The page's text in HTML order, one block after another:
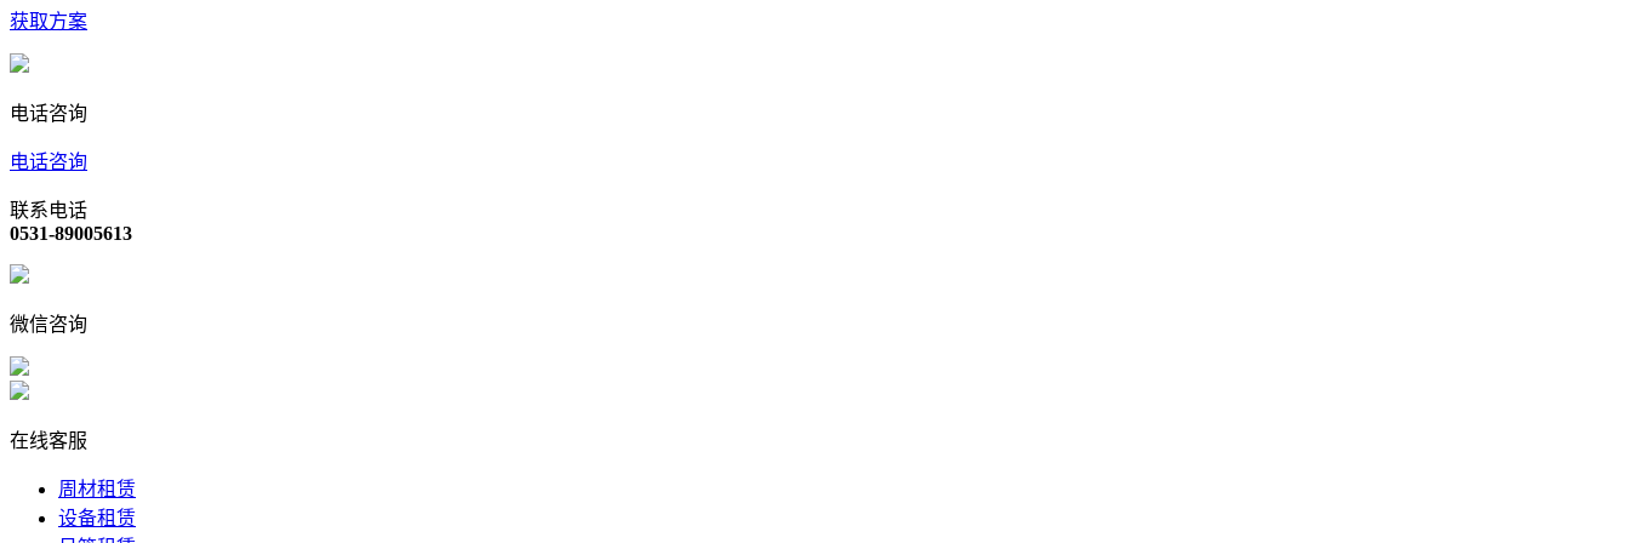
获取方案
电话咨询
电话咨询
联系电话
0531-89005613
微信咨询
在线客服
周材租赁
设备租赁